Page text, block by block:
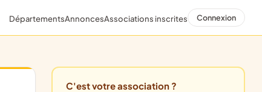
DépartementsAnnoncesAssociations inscrites Connexion
C'est votre association ?